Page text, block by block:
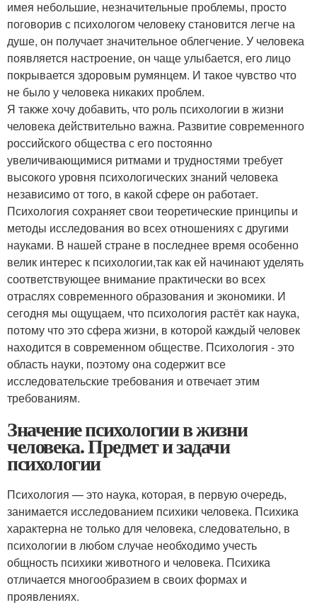
имея небольшие, незначительные проблемы, просто
поговорив с психологом человеку становится легче на
душе, он получает значительное облегчение. У человека
появляется настроение, он чаще улыбается, его лицо
покрывается здоровым румянцем. И такое чувство что
не было у человека никаких проблем.
Я также хочу добавить, что роль психологии в жизни
человека действительно важна. Развитие современного
российского общества с его постоянно
увеличивающимися ритмами и трудностями требует
высокого уровня психологических знаний человека
независимо от того, в какой сфере он работает.
Психология сохраняет свои теоретические принципы и
методы исследования во всех отношениях с другими
науками. В нашей стране в последнее время особенно
велик интерес к психологии,так как ей начинают уделять
соответствующее внимание практически во всех
отраслях современного образования и экономики. И
сегодня мы ощущаем, что психология растёт как наука,
потому что это сфера жизни, в которой каждый человек
находится в современном обществе. Психология - это
область науки, поэтому она содержит все
исследовательские требования и отвечает этим
требованиям.
Значение психологии в жизни
человека. Предмет и задачи
психологии
Психология — это наука, которая, в первую очередь,
занимается исследованием психики человека. Психика
характерна не только для человека, следовательно, в
психологии в любом случае необходимо учесть
общность психики животного и человека. Психика
отличается многообразием в своих формах и
проявлениях.